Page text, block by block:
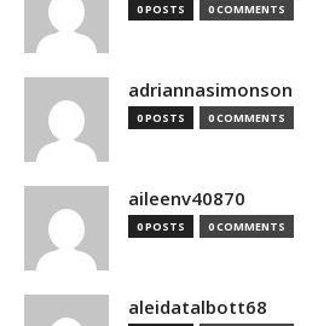
0 POSTS 0 COMMENTS
adriannasimonson
0 POSTS 0 COMMENTS
aileenv40870
0 POSTS 0 COMMENTS
aleidatalbott68